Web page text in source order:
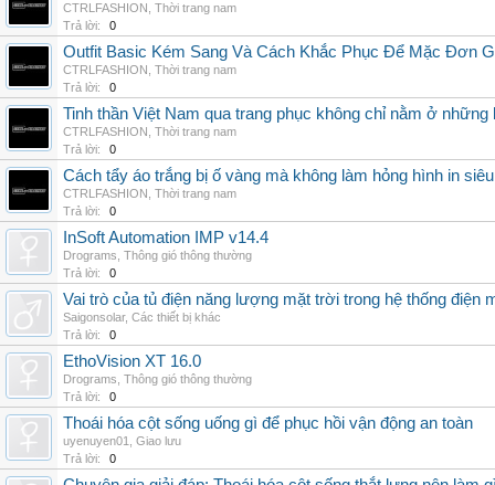
CTRLFASHION Thời trang nam
Trả lời:
0
Outfit Basic Kém Sang Và Cách Khắc Phục Để Mặc Đơn
CTRLFASHION Thời trang nam
Trả lời:
0
Tinh thần Việt Nam qua trang phục không chỉ nằm ở
CTRLFASHION Thời trang nam
Trả lời:
0
Cách tẩy áo trắng bị ố vàng mà không làm hỏng hình in
CTRLFASHION Thời trang nam
Trả lời:
0
InSoft Automation IMP v14.4
Drograms Thông gió thông thường
Trả lời:
0
Vai trò của tủ điện năng lượng mặt trời trong hệ thống điện
Saigonsolar, Các thiết bị khác
Trả lời:
0
EthoVision XT 16.0
Drograms Thông gió thông thường
Trả lời:
0
Thoái hóa cột sống uống gì để phục hồi vận động an toàn
uyenuyen01
Giao lưu
Trả lời:
0